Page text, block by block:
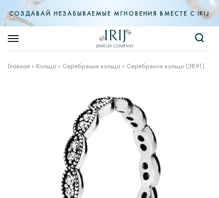
СОЗДАВАЙ НЕЗАБЫВАЕМЫЕ МГНОВЕНИЯ ВМЕСТЕ С IRIJ
Главная Кольца Серебряные кольца Серебряное кольцо (3891)